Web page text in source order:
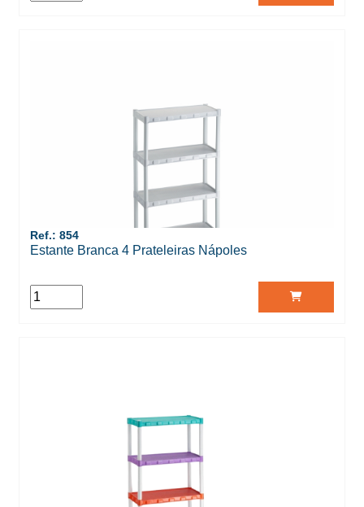
Ref.: 854
Estante Branca 4 Prateleiras Nápoles